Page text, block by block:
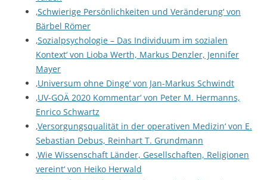
‚Schwierige Persönlichkeiten und Veränderung‘ von
Bärbel Römer
‚Sozialpsychologie – Das Individuum im sozialen
Kontext‘ von Lioba Werth, Markus Denzler, Jennifer
Mayer
‚Universum ohne Dinge‘ von Jan-Markus Schwindt
‚UV-GOÄ 2020 Kommentar‘ von Peter M. Hermanns,
Enrico Schwartz
‚Versorgungsqualität in der operativen Medizin‘ von E.
Sebastian Debus, Reinhart T. Grundmann
‚Wie Wissenschaft Länder, Gesellschaften, Religionen
vereint‘ von Heiko Herwald